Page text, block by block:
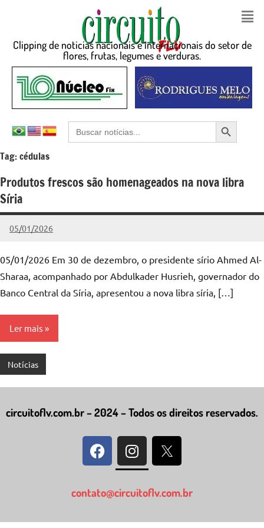
Clipping de noticias nacionais e internacionais do setor de
flores, frutas, legumes e verduras.
Search
for:
Search Button
Tag:cédulas
Produtos frescos são homenageados na nova libra
Síria
05/01/2026
admin
Nenhum
05/01/2026 Em 30 de dezembro, o presidente sírio Ahmed Al-
Sharaa, acompanhado por Abdulkader Husrieh, governador do
Banco Central da Síria, apresentou a nova libra síria, […]
Ler mais
Notícias
circuitoflv.com.br – 2024 – Todos os direitos reservados.
contato@circuitoflv.com.br